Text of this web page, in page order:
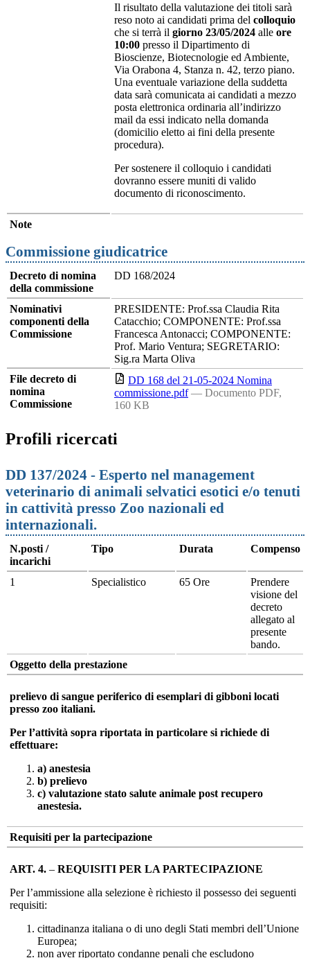
Il risultato della valutazione dei titoli sarà
reso noto ai candidati prima del colloquio
che si terrà il giorno 23/05/2024 alle ore
10:00 presso il Dipartimento di
Bioscienze, Biotecnologie ed Ambiente,
Via Orabona 4, Stanza n. 42, terzo piano.
Una eventuale variazione della suddetta
data sarà comunicata ai candidati a mezzo
posta elettronica ordinaria all’indirizzo
mail da essi indicato nella domanda
(domicilio eletto ai fini della presente
procedura).
Per sostenere il colloquio i candidati
dovranno essere muniti di valido
documento di riconoscimento.
Note
Commissione giudicatrice
Decreto di nomina
della commissione
DD 168/2024
Nominativi
componenti della
Commissione
PRESIDENTE: Prof.ssa Claudia Rita
Catacchio; COMPONENTE: Prof.ssa
Francesca Antonacci; COMPONENTE:
Prof. Mario Ventura; SEGRETARIO:
Sig.ra Marta Oliva
File decreto di
nomina
Commissione
DD 168 del 21-05-2024 Nomina
commissione.pdf — Documento PDF,
160 KB
Profili ricercati
DD 137/2024 - Esperto nel management
veterinario di animali selvatici esotici e/o tenuti
in cattività presso Zoo nazionali ed
internazionali.
N.posti /
incarichi
Tipo Durata Compenso
1 Specialistico 65 Ore
Prendere
visione del
decreto
allegato al
presente
bando.
Oggetto della prestazione
prelievo di sangue periferico di esemplari di gibboni locati
presso zoo italiani.
Per l’attività sopra riportata in particolare si richiede di
effettuare:
a) anestesia
b) prelievo
c) valutazione stato salute animale post recupero
anestesia.
Requisiti per la partecipazione
ART. 4. – REQUISITI PER LA PARTECIPAZIONE
Per l’ammissione alla selezione è richiesto il possesso dei seguenti
requisiti:
cittadinanza italiana o di uno degli Stati membri dell’Unione
Europea;
non aver riportato condanne penali che escludono